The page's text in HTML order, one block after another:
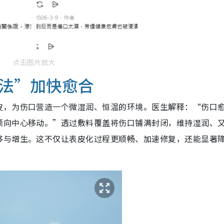
点击图片放大
”加快愈合
为伤口营造一个微湿润、恒温的环境。医生解释：“伤口
中心移动。”透过敷料覆盖将伤口铺满封闭，维持湿润、
增生。这不仅让表皮化过程更顺畅、加速修复，还能显著